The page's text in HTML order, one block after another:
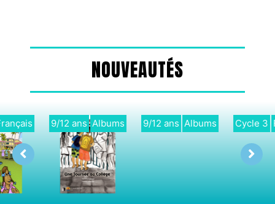
NOUVEAUTÉS
9/12 ans Albums Cycle 3 Français
Didactique